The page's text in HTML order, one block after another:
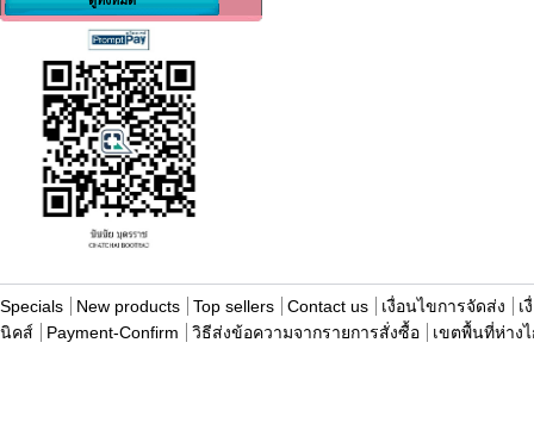
Specials New products Top sellers Contact us เงื่อนไขการจัดส่ง
เ
นิคส์
Payment-Confirm วิธีส่งข้อความจากรายการสั่งซื้อ เขตพื้นที่ห่าง